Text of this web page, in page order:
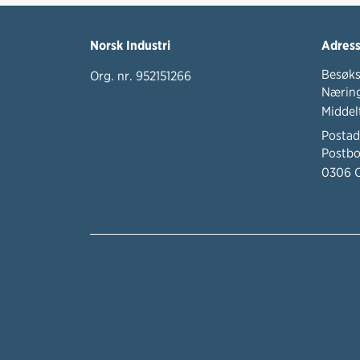
Norsk Industri
Org. nr. 952151266
0306